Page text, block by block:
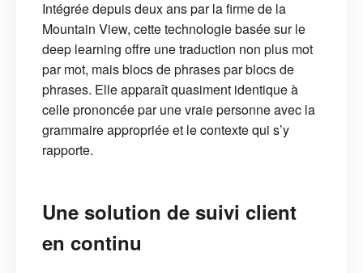
Intégrée depuis deux ans par la firme de la
Mountain View, cette technologie basée sur le
deep learning offre une traduction non plus mot
par mot, mais blocs de phrases par blocs de
phrases. Elle apparaît quasiment identique à
celle prononcée par une vraie personne avec la
grammaire appropriée et le contexte qui s’y
rapporte.
Une solution de suivi client
en continu